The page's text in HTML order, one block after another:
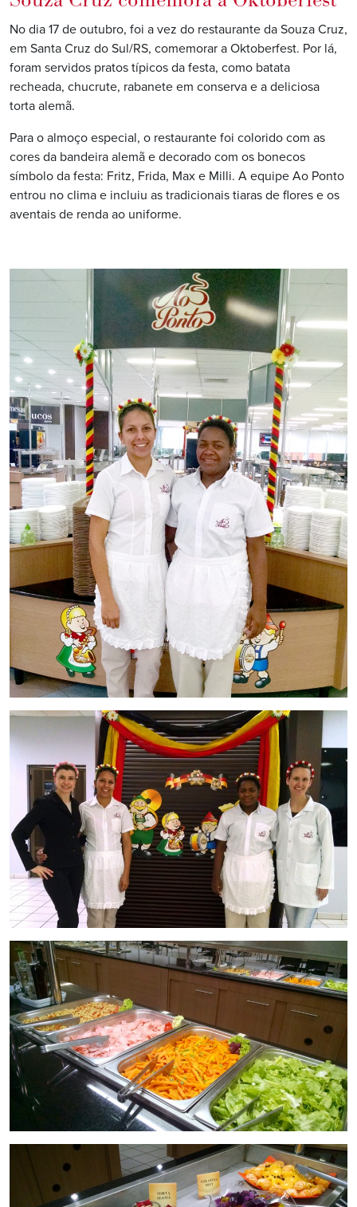
No dia 17 de outubro, foi a vez do restaurante da Souza Cruz,
em Santa Cruz do Sul/RS, comemorar a Oktoberfest. Por lá,
foram servidos pratos típicos da festa, como batata
recheada, chucrute, rabanete em conserva e a deliciosa
torta alemã.
Para o almoço especial, o restaurante foi colorido com as
cores da bandeira alemã e decorado com os bonecos
símbolo da festa: Fritz, Frida, Max e Milli. A equipe Ao Ponto
entrou no clima e incluiu as tradicionais tiaras de flores e os
aventais de renda ao uniforme.